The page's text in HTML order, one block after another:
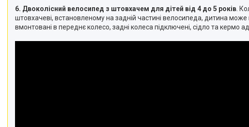
6. Двоколісний велосипед з штовхачем для дітей від 4 до 5 років .
штовхачеві, встановленому на задній частині велосипеда, дитина
вмонтовані в переднє колесо, задні колеса підключені, сідло та кермо